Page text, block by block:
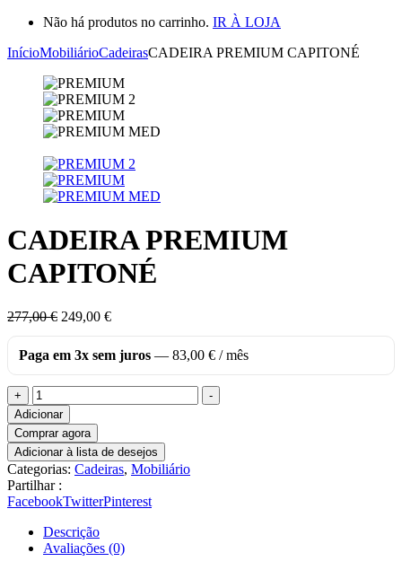
Não há produtos no carrinho. IR À LOJA
InícioMobiliárioCadeirasCADEIRA PREMIUM CAPITONÉ
CADEIRA PREMIUM
CAPITONÉ
277,00€ O
original
era:
249,00 €O
atual
é:
Paga em 3x sem juros — 83,00 € / mês
+
Quantidade
de
CADEIRA
PREMIUM
CAPITONÉ
-
Adicionar
Comprar agora
Adicionar à lista de desejos
Categorias: Cadeiras, Mobiliário
Partilhar :
FacebookTwitterPinterest
Descrição
Avaliações (0)